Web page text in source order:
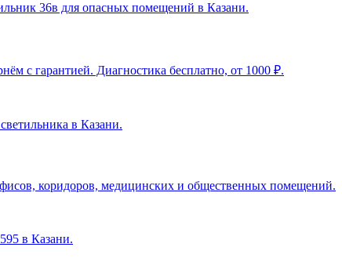
36в для опасных помещений в Казани.
с гарантией. Диагностика бесплатно, от 1000 ₽.
в Казани.
коридоров, медицинских и общественных помещений.
в Казани.